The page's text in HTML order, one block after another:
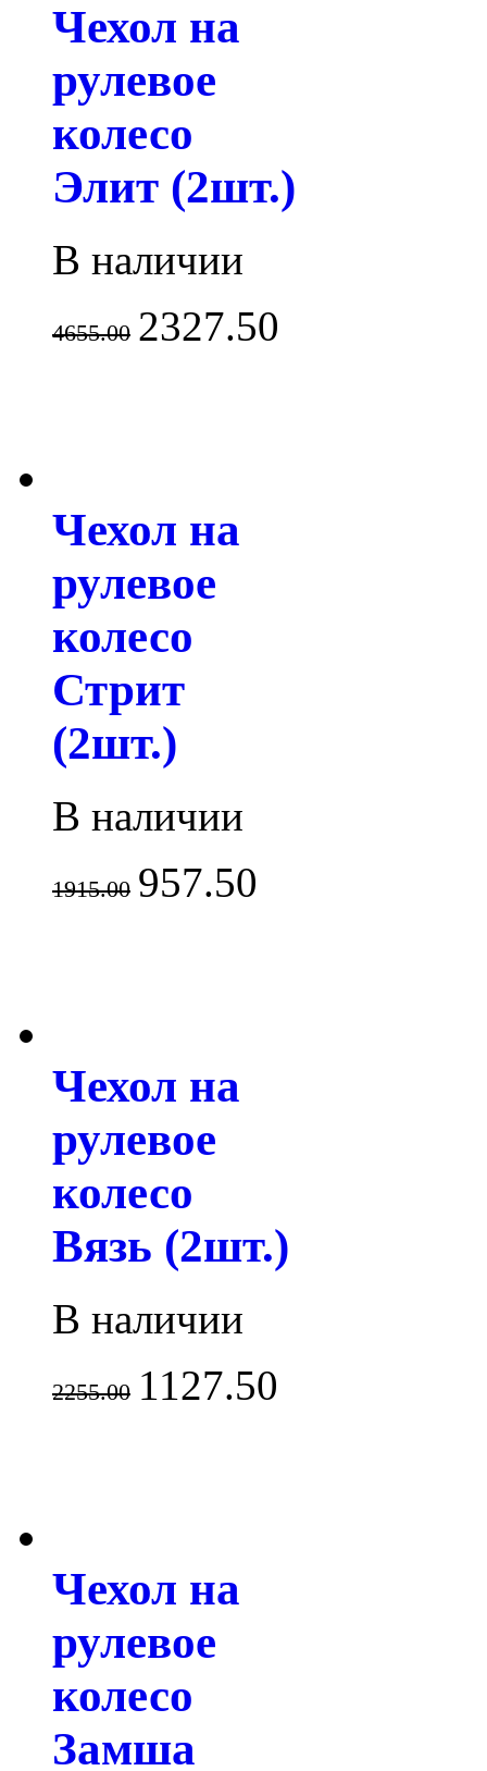
Чехол на
рулевое
колесо
Элит (2шт.)
В наличии
4655.00 2327.50
Чехол на
рулевое
колесо
Стрит
(2шт.)
В наличии
1915.00 957.50
Чехол на
рулевое
колесо
Вязь (2шт.)
В наличии
2255.00 1127.50
Чехол на
рулевое
колесо
Замша